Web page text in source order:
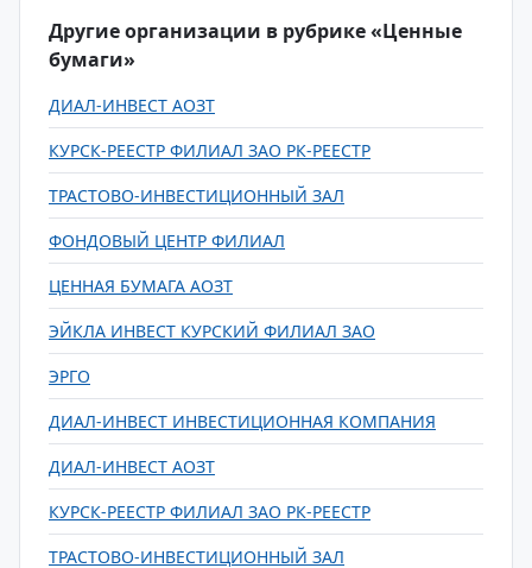
Другие организации в рубрике «Ценные
бумаги»
ДИАЛ-ИНВЕСТ АОЗТ
КУРСК-РЕЕСТР ФИЛИАЛ ЗАО РК-РЕЕСТР
ТРАСТОВО-ИНВЕСТИЦИОННЫЙ ЗАЛ
ФОНДОВЫЙ ЦЕНТР ФИЛИАЛ
ЦЕННАЯ БУМАГА АОЗТ
ЭЙКЛА ИНВЕСТ КУРСКИЙ ФИЛИАЛ ЗАО
ЭРГО
ДИАЛ-ИНВЕСТ ИНВЕСТИЦИОННАЯ КОМПАНИЯ
ДИАЛ-ИНВЕСТ АОЗТ
КУРСК-РЕЕСТР ФИЛИАЛ ЗАО РК-РЕЕСТР
ТРАСТОВО-ИНВЕСТИЦИОННЫЙ ЗАЛ